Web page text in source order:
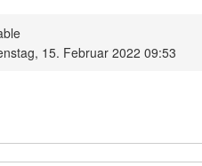
15. Februar 2022 09:53